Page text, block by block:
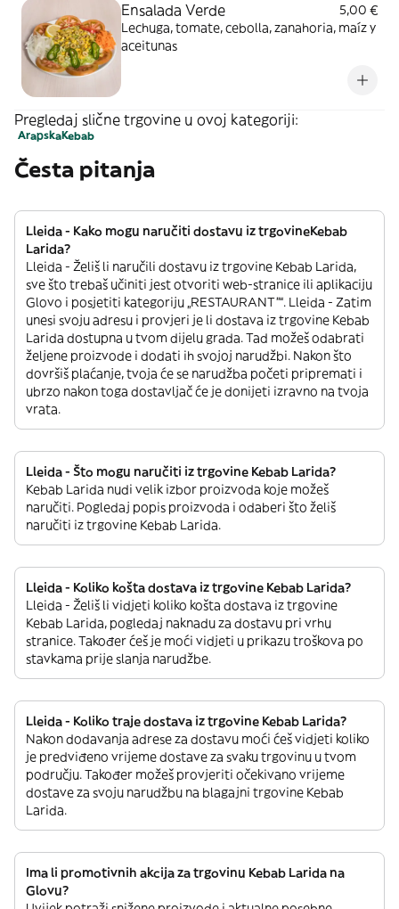
Ensalada Verde
5,00 €
Lechuga, tomate, cebolla, zanahoria, maíz y
aceitunas
Pregledaj slične trgovine u ovoj kategoriji:
ArapskaKebab
Česta pitanja
Lleida - Kako mogu naručiti dostavu iz trgovineKebab
Larida?
Lleida - Želiš li naručili dostavu iz trgovine Kebab Larida,
sve što trebaš učiniti jest otvoriti web-stranice ili aplikaciju
Glovo i posjetiti kategoriju „RESTAURANT”“. Lleida - Zatim
unesi svoju adresu i provjeri je li dostava iz trgovine Kebab
Larida dostupna u tvom dijelu grada. Tad možeš odabrati
željene proizvode i dodati ih svojoj narudžbi. Nakon što
dovršiš plaćanje, tvoja će se narudžba početi pripremati i
ubrzo nakon toga dostavljač će je donijeti izravno na tvoja
vrata.
Lleida - Što mogu naručiti iz trgovine Kebab Larida?
Kebab Larida nudi velik izbor proizvoda koje možeš
naručiti. Pogledaj popis proizvoda i odaberi što želiš
naručiti iz trgovine Kebab Larida.
Lleida - Koliko košta dostava iz trgovine Kebab Larida?
Lleida - Želiš li vidjeti koliko košta dostava iz trgovine
Kebab Larida, pogledaj naknadu za dostavu pri vrhu
stranice. Također ćeš je moći vidjeti u prikazu troškova po
stavkama prije slanja narudžbe.
Lleida - Koliko traje dostava iz trgovine Kebab Larida?
Nakon dodavanja adrese za dostavu moći ćeš vidjeti koliko
je predviđeno vrijeme dostave za svaku trgovinu u tvom
području. Također možeš provjeriti očekivano vrijeme
dostave za svoju narudžbu na blagajni trgovine Kebab
Larida.
Ima li promotivnih akcija za trgovinu Kebab Larida na
Glovu?